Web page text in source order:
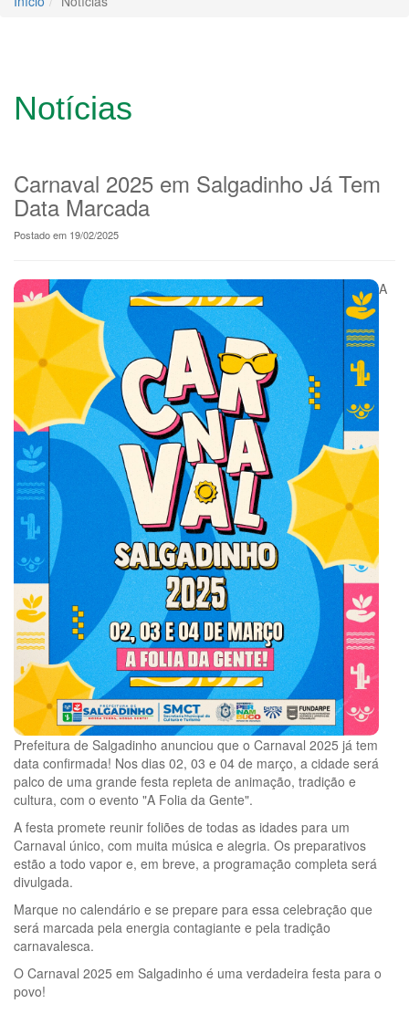
Notícias
Carnaval 2025 em Salgadinho Já Tem
Data Marcada
Postado em 19/02/2025
A
Prefeitura de Salgadinho anunciou que o Carnaval 2025 já tem
data confirmada! Nos dias 02, 03 e 04 de março, a cidade será
palco de uma grande festa repleta de animação, tradição e
cultura, com o evento "A Folia da Gente".
A festa promete reunir foliões de todas as idades para um
Carnaval único, com muita música e alegria. Os preparativos
estão a todo vapor e, em breve, a programação completa será
divulgada.
Marque no calendário e se prepare para essa celebração que
será marcada pela energia contagiante e pela tradição
carnavalesca.
O Carnaval 2025 em Salgadinho é uma verdadeira festa para o
povo!